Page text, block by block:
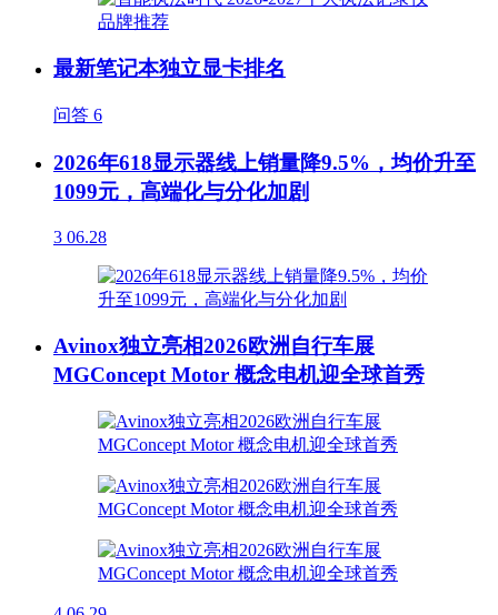
最新笔记本独立显卡排名
问答 6
2026年618显示器线上销量降9.5%，均价升至
1099元，高端化与分化加剧
3 06.28
Avinox独立亮相2026欧洲自行车展
MGConcept Motor 概念电机迎全球首秀